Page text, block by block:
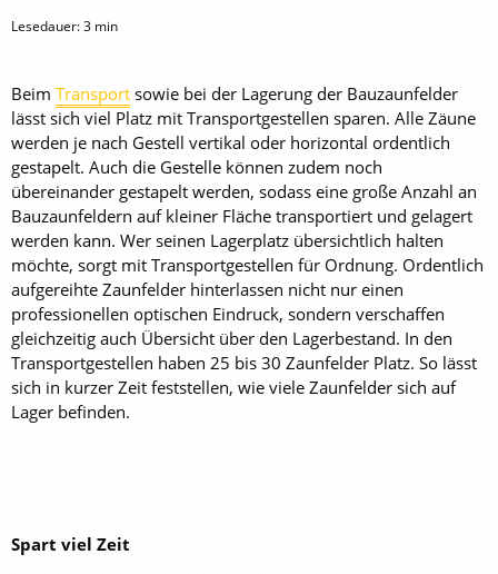
Lesedauer:3 min
Beim Transport sowie bei der Lagerung der Bauzaunfelder
lässt sich viel Platz mit Transportgestellen sparen. Alle Zäune
werden je nach Gestell vertikal oder horizontal ordentlich
gestapelt. Auch die Gestelle können zudem noch
übereinander gestapelt werden, sodass eine große Anzahl an
Bauzaunfeldern auf kleiner Fläche transportiert und gelagert
werden kann. Wer seinen Lagerplatz übersichtlich halten
möchte, sorgt mit Transportgestellen für Ordnung. Ordentlich
aufgereihte Zaunfelder hinterlassen nicht nur einen
professionellen optischen Eindruck, sondern verschaffen
gleichzeitig auch Übersicht über den Lagerbestand. In den
Transportgestellen haben 25 bis 30 Zaunfelder Platz. So lässt
sich in kurzer Zeit feststellen, wie viele Zaunfelder sich auf
Lager befinden.
Spart viel Zeit